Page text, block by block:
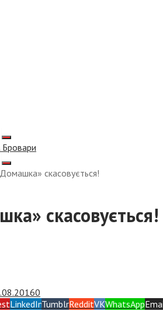
скасовується!
скасовується!
0
LinkedInTumblrRedditVKWhatsApp